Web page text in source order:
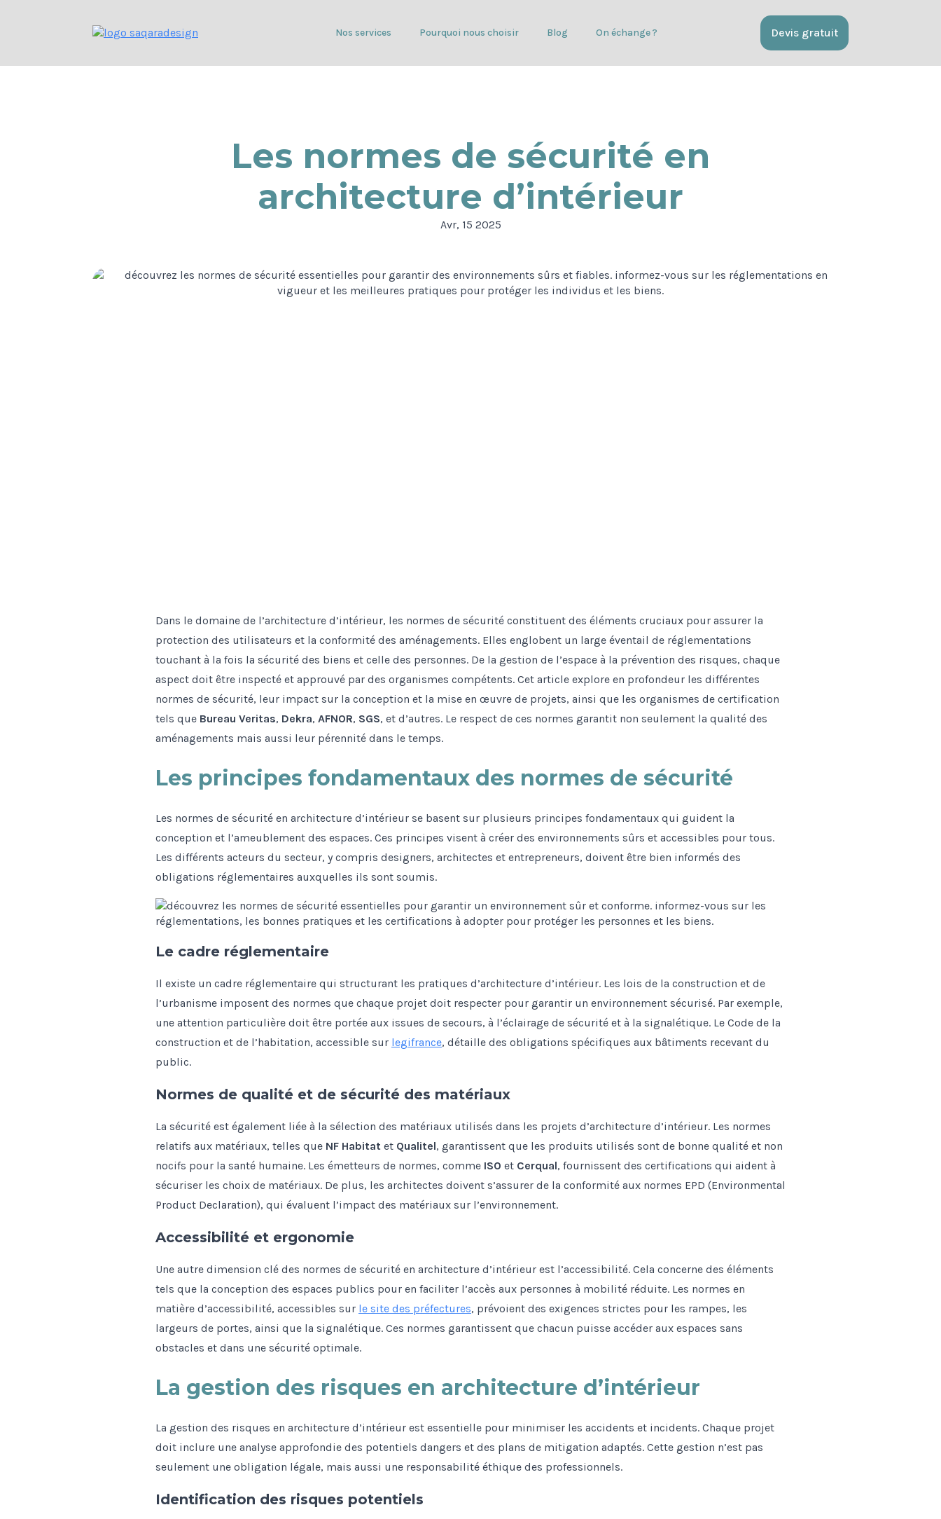
Nos services Pourquoi nous choisir Blog On échange ? Devis gratuit
Les normes de sécurité en
architecture d’intérieur
Avr, 15 2025
Dans le domaine de l’architecture d’intérieur, les normes de sécurité constituent des éléments cruciaux pour assurer la
protection des utilisateurs et la conformité des aménagements. Elles englobent un large éventail de réglementations
touchant à la fois la sécurité des biens et celle des personnes. De la gestion de l’espace à la prévention des risques, chaque
aspect doit être inspecté et approuvé par des organismes compétents. Cet article explore en profondeur les différentes
normes de sécurité, leur impact sur la conception et la mise en œuvre de projets, ainsi que les organismes de certification
tels que Bureau Veritas, Dekra, AFNOR, SGS, et d’autres. Le respect de ces normes garantit non seulement la qualité des
aménagements mais aussi leur pérennité dans le temps.
Les principes fondamentaux des normes de sécurité
Les normes de sécurité en architecture d’intérieur se basent sur plusieurs principes fondamentaux qui guident la
conception et l’ameublement des espaces. Ces principes visent à créer des environnements sûrs et accessibles pour tous.
Les différents acteurs du secteur, y compris designers, architectes et entrepreneurs, doivent être bien informés des
obligations réglementaires auxquelles ils sont soumis.
Le cadre réglementaire
Il existe un cadre réglementaire qui structurant les pratiques d’architecture d’intérieur. Les lois de la construction et de
l’urbanisme imposent des normes que chaque projet doit respecter pour garantir un environnement sécurisé. Par exemple,
une attention particulière doit être portée aux issues de secours, à l’éclairage de sécurité et à la signalétique. Le Code de la
construction et de l’habitation, accessible sur legifrance, détaille des obligations spécifiques aux bâtiments recevant du
public.
Normes de qualité et de sécurité des matériaux
La sécurité est également liée à la sélection des matériaux utilisés dans les projets d’architecture d’intérieur. Les normes
relatifs aux matériaux, telles que NF Habitat et Qualitel, garantissent que les produits utilisés sont de bonne qualité et non
nocifs pour la santé humaine. Les émetteurs de normes, comme ISO et Cerqual, fournissent des certifications qui aident à
sécuriser les choix de matériaux. De plus, les architectes doivent s’assurer de la conformité aux normes EPD (Environmental
Product Declaration), qui évaluent l’impact des matériaux sur l’environnement.
Accessibilité et ergonomie
Une autre dimension clé des normes de sécurité en architecture d’intérieur est l’accessibilité. Cela concerne des éléments
tels que la conception des espaces publics pour en faciliter l’accès aux personnes à mobilité réduite. Les normes en
matière d’accessibilité, accessibles sur le site des préfectures, prévoient des exigences strictes pour les rampes, les
largeurs de portes, ainsi que la signalétique. Ces normes garantissent que chacun puisse accéder aux espaces sans
obstacles et dans une sécurité optimale.
La gestion des risques en architecture d’intérieur
La gestion des risques en architecture d’intérieur est essentielle pour minimiser les accidents et incidents. Chaque projet
doit inclure une analyse approfondie des potentiels dangers et des plans de mitigation adaptés. Cette gestion n’est pas
seulement une obligation légale, mais aussi une responsabilité éthique des professionnels.
Identification des risques potentiels